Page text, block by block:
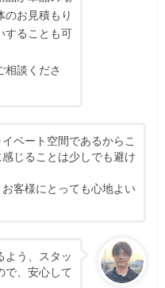
のお見積もり
することも可
相談くださ
ベート空間であるからこ
じることは少しでも避け
客様にとっても心地よい
よう、スタッ
で、安心して